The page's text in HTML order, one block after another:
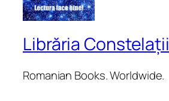
Librăria Constelații
Romanian Books. Worldwide.